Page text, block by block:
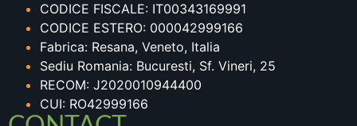
CODICE FISCALE: IT00343169991
CODICE ESTERO: 000042999166
Fabrica: Resana, Veneto, Italia
Sediu Romania: Bucuresti, Sf. Vineri, 25
RECOM: J2020010944400
CUI: RO42999166